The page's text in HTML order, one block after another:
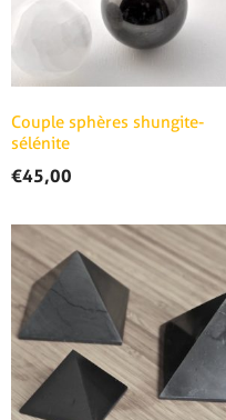
Couple sphères shungite-
sélénite
€45,00